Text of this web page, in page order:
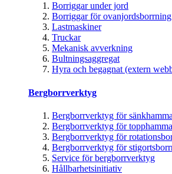
Borriggar under jord
Borriggar för ovanjordsborrning
Lastmaskiner
Truckar
Mekanisk avverkning
Bultningsaggregat
Hyra och begagnat (extern
Bergborrverktyg
Bergborrverktyg för
Bergborrverktyg för
Bergborrverktyg för
Bergborrverktyg för
Service för bergborrverktyg
Hållbarhetsinitiativ